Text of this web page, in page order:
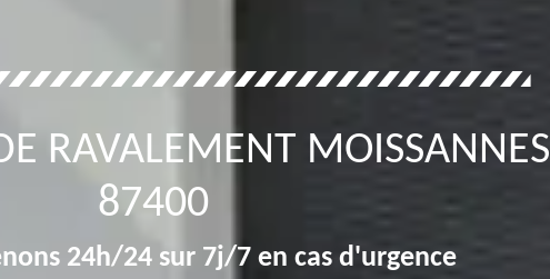
RAVALEMENT MOISSANNES
87400
24h/24 sur 7j/7 en cas d'urgence